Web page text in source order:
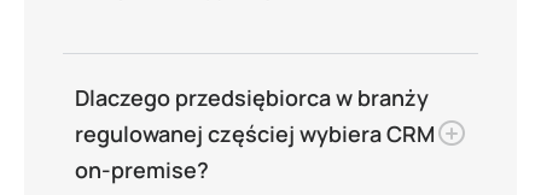
Dlaczego przedsiębiorca w branży
regulowanej częściej wybiera CRM
on-premise?